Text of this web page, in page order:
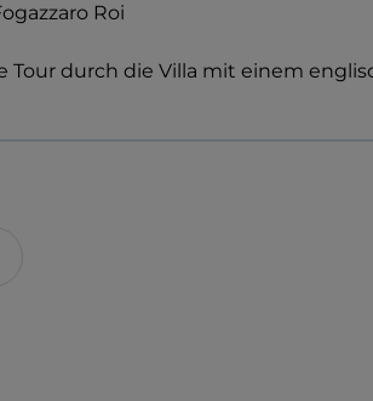
Roi
Tour durch die Villa mit einem